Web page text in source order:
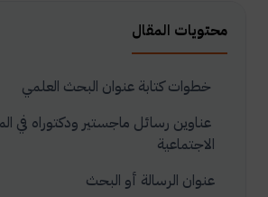
محتويات المقال
خطوات كتابة عنوان البحث العلمي
عناوين رسائل ماجستير ودكتوراه في
الاجتماعية
عنوان الرسالة أو البحث